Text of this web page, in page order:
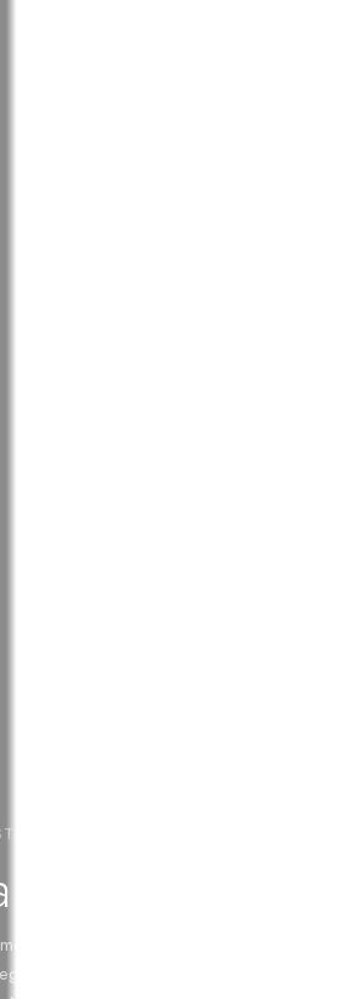
per architetti, progettisti e
spazi. Assorbimento,